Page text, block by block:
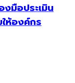
มือประเมิน
ห้องค์กร